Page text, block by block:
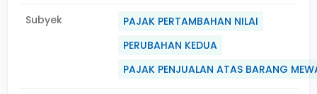
Subyek
PAJAK PERTAMBAHAN NILAI
PERUBAHAN KEDUA
PAJAK PENJUALAN ATAS BARANG